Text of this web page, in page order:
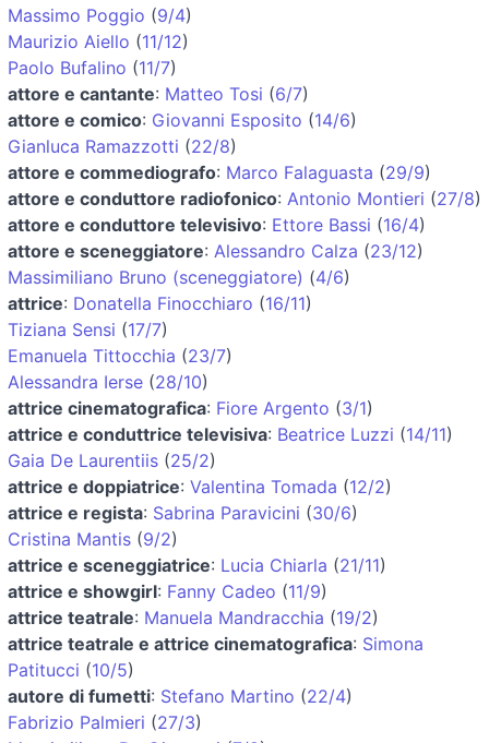
Massimo Poggio (9/4)
Maurizio Aiello (11/12)
Paolo Bufalino (11/7)
attore e cantante: Matteo Tosi (6/7)
attore e comico: Giovanni Esposito (14/6)
Gianluca Ramazzotti (22/8)
attore e commediografo: Marco Falaguasta (29/9)
attore e conduttore radiofonico: Antonio Montieri (27/8)
attore e conduttore televisivo: Ettore Bassi (16/4)
attore e sceneggiatore: Alessandro Calza (23/12)
Massimiliano Bruno (sceneggiatore) (4/6)
attrice: Donatella Finocchiaro (16/11)
Tiziana Sensi (17/7)
Emanuela Tittocchia (23/7)
Alessandra Ierse (28/10)
attrice cinematografica: Fiore Argento (3/1)
attrice e conduttrice televisiva: Beatrice Luzzi (14/11)
Gaia De Laurentiis (25/2)
attrice e doppiatrice: Valentina Tomada (12/2)
attrice e regista: Sabrina Paravicini (30/6)
Cristina Mantis (9/2)
attrice e sceneggiatrice: Lucia Chiarla (21/11)
attrice e showgirl: Fanny Cadeo (11/9)
attrice teatrale: Manuela Mandracchia (19/2)
attrice teatrale e attrice cinematografica: Simona
Patitucci (10/5)
autore di fumetti: Stefano Martino (22/4)
Fabrizio Palmieri (27/3)